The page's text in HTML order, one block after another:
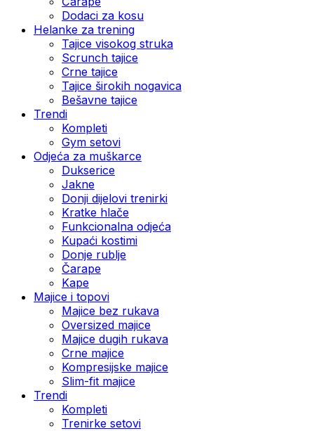
Dodaci za kosu
Helanke za trening
Tajice visokog struka
Scrunch tajice
Crne tajice
Tajice širokih nogavica
Bešavne tajice
Trendi
Kompleti
Gym setovi
Odjeća za muškarce
Dukserice
Jakne
Donji dijelovi trenirki
Kratke hlače
Funkcionalna odjeća
Kupaći kostimi
Donje rublje
Čarape
Kape
Majice i topovi
Majice bez rukava
Oversized majice
Majice dugih rukava
Crne majice
Kompresijske majice
Slim-fit majice
Trendi
Kompleti
Trenirke setovi